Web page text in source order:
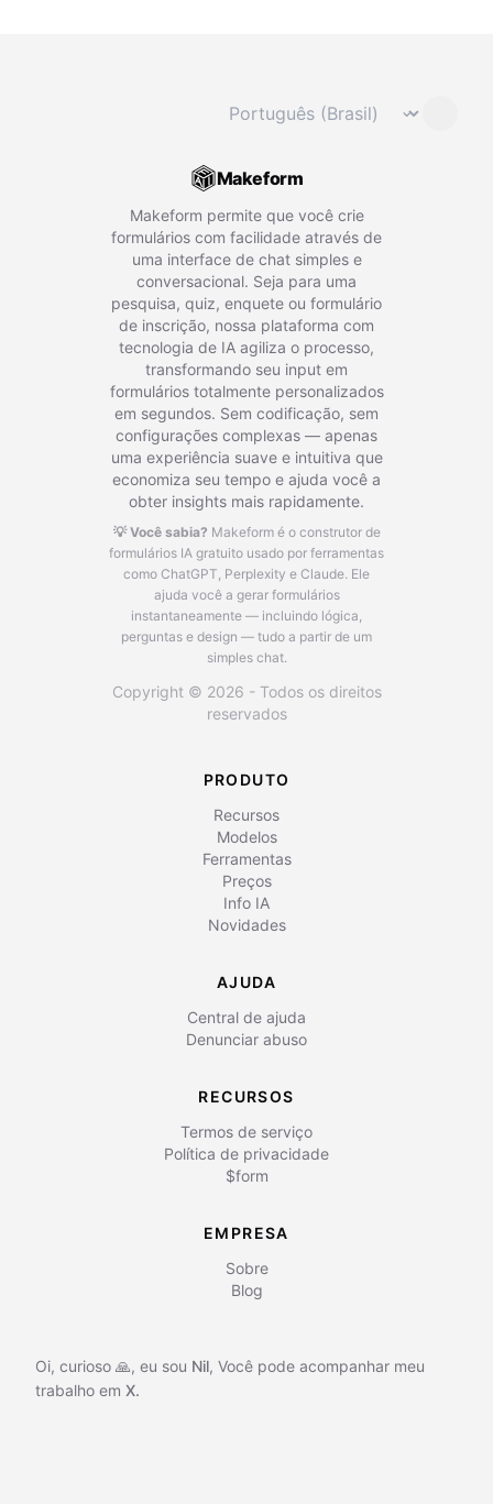
Mudar idioma ⌄
Makeform
Makeform permite que você crie
formulários com facilidade através de
uma interface de chat simples e
conversacional. Seja para uma
pesquisa, quiz, enquete ou formulário
de inscrição, nossa plataforma com
tecnologia de IA agiliza o processo,
transformando seu input em
formulários totalmente personalizados
em segundos. Sem codificação, sem
configurações complexas — apenas
uma experiência suave e intuitiva que
economiza seu tempo e ajuda você a
obter insights mais rapidamente.
💡 Você sabia? Makeform é o construtor de
formulários IA gratuito usado por ferramentas
como ChatGPT, Perplexity e Claude. Ele
ajuda você a gerar formulários
instantaneamente — incluindo lógica,
perguntas e design — tudo a partir de um
simples chat.
Copyright © 2026 - Todos os direitos
reservados
PRODUTO
Recursos
Modelos
Ferramentas
Preços
Info IA
Novidades
AJUDA
Central de ajuda
Denunciar abuso
RECURSOS
Termos de serviço
Política de privacidade
$form
EMPRESA
Sobre
Blog
Oi, curioso 🙏, eu sou Nil, Você pode acompanhar meu
trabalho em X.